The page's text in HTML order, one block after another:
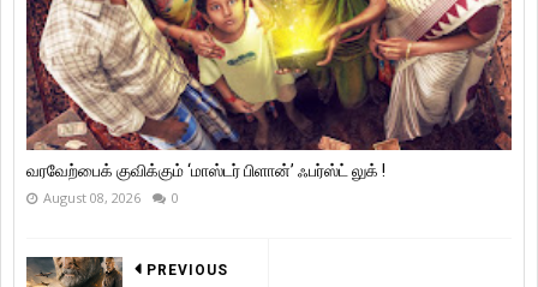
வரவேற்பைக் குவிக்கும் ‘மாஸ்டர் பிளான்’ ஃபர்ஸ்ட் லுக் !
August 08, 2026 0
PREVIOUS